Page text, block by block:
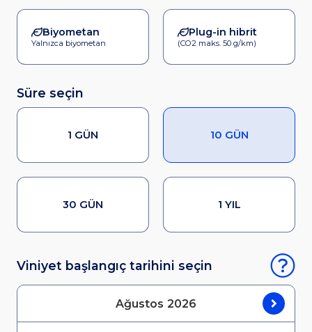
Biyometan
Yalnızca biyometan
Plug-in hibrit
(CO2 maks. 50 g/km)
Süre seçin
1 GÜN 10 GÜN
30 GÜN 1 YIL
Viniyet başlangıç tarihini seçin
Ağustos 2026